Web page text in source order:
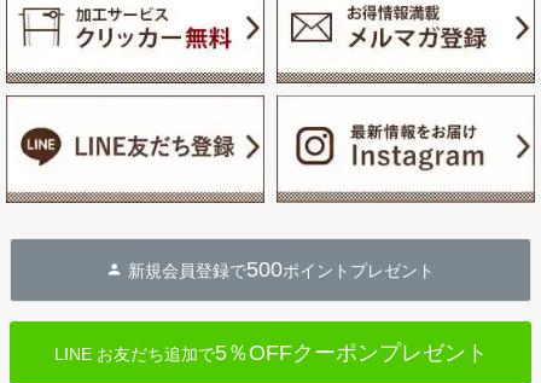
新規会員登録で500ポイントプレゼント
LINE お友だち追加で5％OFFクーポンプレゼント